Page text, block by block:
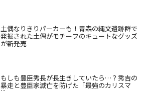
土偶なりきりパーカーも！青森の縄文遺跡群で
発掘された土偶がモチーフのキュートなグッズ
が新発売
もしも豊臣秀長が長生きしていたら…？秀吉の
暴走と豊臣家滅亡を防げた「最強のカリスマ